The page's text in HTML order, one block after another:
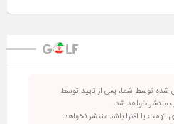
شده توسط شما، پس از تایید توسط
منتشر خواهد شد.
تهمت یا افترا باشد منتشر نخواهد